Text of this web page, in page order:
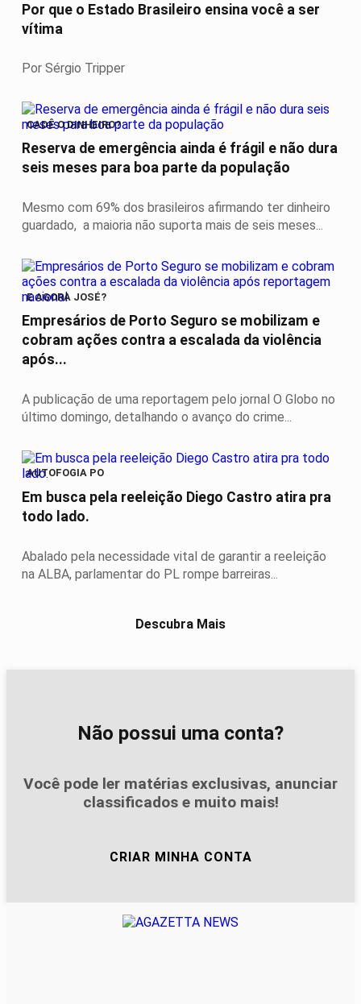
Por que o Estado Brasileiro ensina você a ser
vítima
Por Sérgio Tripper
CADÊ O DINHEIRO?
Reserva de emergência ainda é frágil e não dura
seis meses para boa parte da população
Mesmo com 69% dos brasileiros afirmando ter dinheiro
guardado, a maioria não suporta mais de seis meses...
E AGORA JOSÉ?
Empresários de Porto Seguro se mobilizam e
cobram ações contra a escalada da violência
após...
A publicação de uma reportagem pelo jornal O Globo no
último domingo, detalhando o avanço do crime...
AUTOFOGIA PO
Em busca pela reeleição Diego Castro atira pra
todo lado.
Abalado pela necessidade vital de garantir a reeleição
na ALBA, parlamentar do PL rompe barreiras...
Descubra Mais
Não possui uma conta?
Você pode ler matérias exclusivas, anunciar
classificados e muito mais!
CRIAR MINHA CONTA